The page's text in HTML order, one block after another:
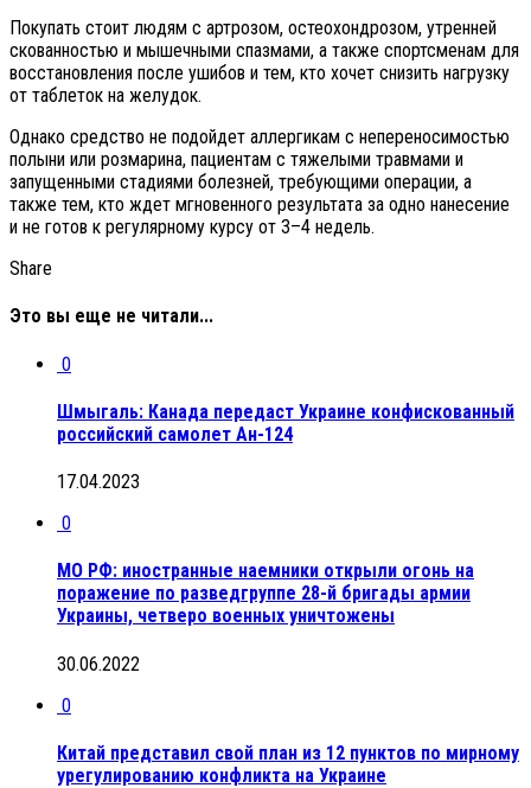
Покупать стоит людям с артрозом, остеохондрозом, утренней
скованностью и мышечными спазмами, а также спортсменам для
восстановления после ушибов и тем, кто хочет снизить нагрузку
от таблеток на желудок.
Однако средство не подойдет аллергикам с непереносимостью
полыни или розмарина, пациентам с тяжелыми травмами и
запущенными стадиями болезней, требующими операции, а
также тем, кто ждет мгновенного результата за одно нанесение
и не готов к регулярному курсу от 3–4 недель.
Share
Это вы еще не читали...
0
Шмыгаль: Канада передаст Украине конфискованный
российский самолет Ан-124
17.04.2023
0
МО РФ: иностранные наемники открыли огонь на
поражение по разведгруппе 28-й бригады армии
Украины, четверо военных уничтожены
30.06.2022
0
Китай представил свой план из 12 пунктов по мирному
урегулированию конфликта на Украине